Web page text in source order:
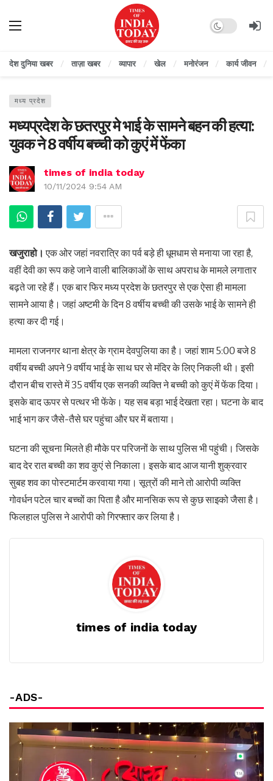
Dark mode
देश दुनिया खबर ताज़ा खबर व्यापार खेल मनोरंजन कार्य जीवन
मध्य प्रदेश
मध्यप्रदेश के छतरपुर मे भाई के सामने बहन की हत्या:
युवक ने 8 वर्षीय बच्ची को कुएं में फेंका
times of india today
10/11/2024 9:54 AM
खजुराहो। एक ओर जहां नवरात्रि का पर्व बड़े ही धूमधाम से मनाया जा रहा है,
वहीं देवी का रूप कहे जाने वाली बालिकाओं के साथ अपराध के मामले लगातार
बढ़ते जा रहे हैं। एक बार फिर मध्य प्रदेश के छतरपुर से एक ऐसा ही मामला
सामने आया है। जहां अष्टमी के दिन 8 वर्षीय बच्ची की उसके भाई के सामने ही
हत्या कर दी गई।
मामला राजनगर थाना क्षेत्र के ग्राम देवपुलिया का है। जहां शाम 5:00 बजे 8
वर्षीय बच्ची अपने 9 वर्षीय भाई के साथ घर से मंदिर के लिए निकली थी। इसी
दौरान बीच रास्ते में 35 वर्षीय एक सनकी व्यक्ति ने बच्ची को कुएं में फेंक दिया।
इसके बाद ऊपर से पत्थर भी फेंके। यह सब बड़ा भाई देखता रहा। घटना के बाद
भाई भाग कर जैसे-तैसे घर पहुंचा और घर में बताया।
घटना की सूचना मिलते ही मौके पर परिजनों के साथ पुलिस भी पहुंची। जिसके
बाद देर रात बच्ची का शव कुएं से निकाला। इसके बाद आज यानी शुक्रवार
सुबह शव का पोस्टमार्टम करवाया गया। सूत्रों की माने तो आरोपी व्यक्ति
गोवर्धन पटेल चार बच्चों का पिता है और मानसिक रूप से कुछ साइको जैसा है।
फिलहाल पुलिस ने आरोपी को गिरफ्तार कर लिया है।
times of india today
-ADS-